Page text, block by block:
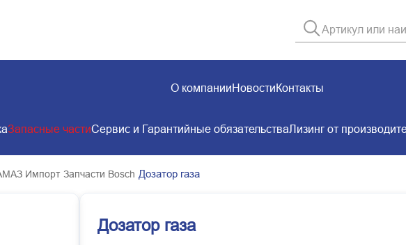
О компанииНовостиКонтакты
Запасные частиСервис и Гарантийные обязательстваЛизинг от
Импорт Запчасти Bosch Дозатор газа
Дозатор газа